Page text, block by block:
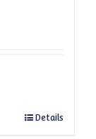
Varianten
Details